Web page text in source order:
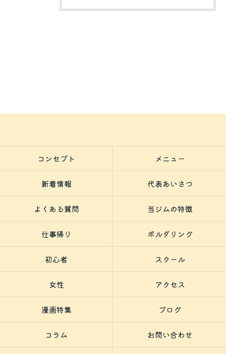
コンセプト メニュー
新着情報 代表あいさつ
よくある質問 当ジムの特徴
仕事帰り ボルダリング
初心者 スクール
女性 アクセス
漫画特集 ブログ
コラム お問い合わせ